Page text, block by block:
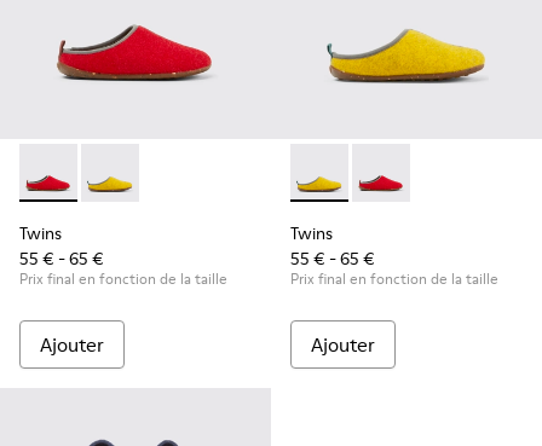
Twins - K800518-001 - Chaussons en laine multicolore
Twins - K800518-002 - Chaussons en laine
Twins
55 € - 65 €
Prix final en fonction de la taille
Ajouter
Twins - K800518-002 -
Twins - K800518-
Twins
55 € - 65 €
Prix final en fonction de la taille
Ajouter